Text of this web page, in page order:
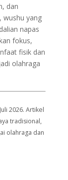
dan
wushu yang
napas
fokus,
fisik dan
olahraga
2026. Artikel
tradisional,
olahraga dan